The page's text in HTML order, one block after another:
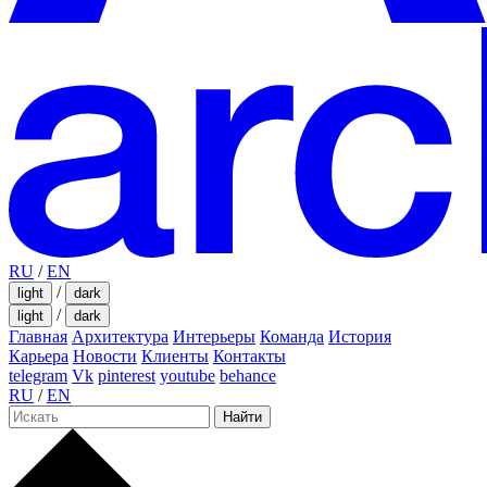
RU / EN
light /
dark
light
/ dark
Главная Архитектура Интерьеры Команда История
Карьера Новости Клиенты Контакты
telegram Vk pinterest youtube behance
RU / EN
Найти